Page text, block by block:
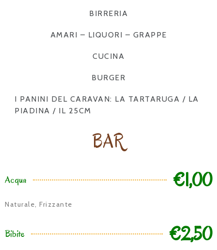
BIRRERIA
AMARI – LIQUORI – GRAPPE
CUCINA
BURGER
I PANINI DEL CARAVAN: LA TARTARUGA / LA
PIADINA / IL 25CM
BAR
Acqua €1,00
Naturale, Frizzante
Bibite €2,50